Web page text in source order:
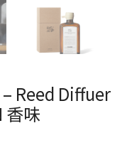
– Reed Diffuer
香味